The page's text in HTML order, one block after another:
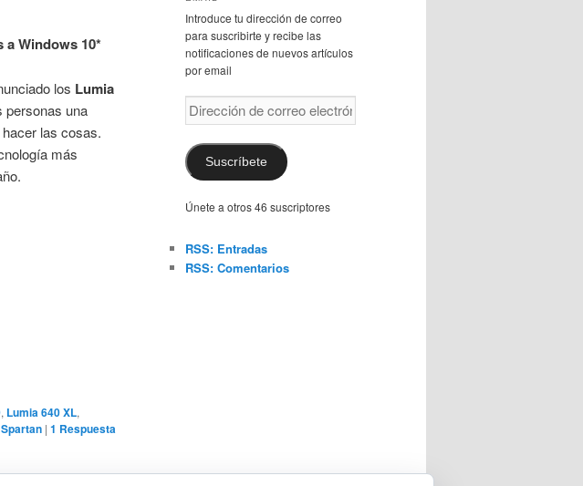
a Windows 10*
los Lumia
personas una
las cosas.
más
, Lumia 640 XL,
| 1 Respuesta
Introduce tu dirección de correo
para suscribirte y recibe las
notificaciones de nuevos artículos
por email
Dirección
de
electrónico
Suscríbete
Únete a otros 46 suscriptores
RSS: Entradas
RSS: Comentarios